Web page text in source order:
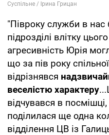
"Півроку служби в нас
підрозділі влітку
агресивність Юрія
що за пів року
відрізнявся
веселістю характеру
відчувався в
поділилася ще одна
відділення ЦВ із